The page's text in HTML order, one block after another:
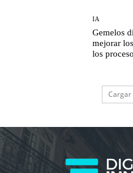
IA
Gemelos
mejorar
los
Cargar